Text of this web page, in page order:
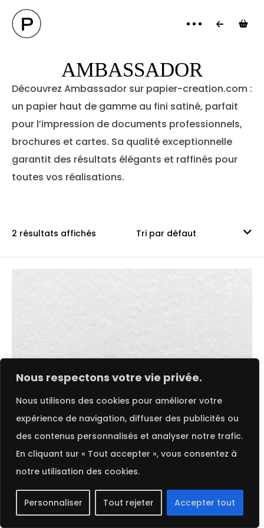
Nous respectons votre vie privée.
Nous utilisons des cookies pour améliorer votre
expérience de navigation, diffuser des publicités ou
des contenus personnalisés et analyser notre trafic.
En cliquant sur « Tout accepter », vous consentez à
notre utilisation des cookies.
Personnaliser Tout rejeter Accepter tout
AMBASSADOR
Découvrez Ambassador sur papier-creation.com :
un papier haut de gamme au fini satiné, parfait
pour l’impression de documents professionnels,
brochures et cartes. Sa qualité exceptionnelle
garantit des résultats élégants et raffinés pour
toutes vos réalisations.
2 résultats affichés